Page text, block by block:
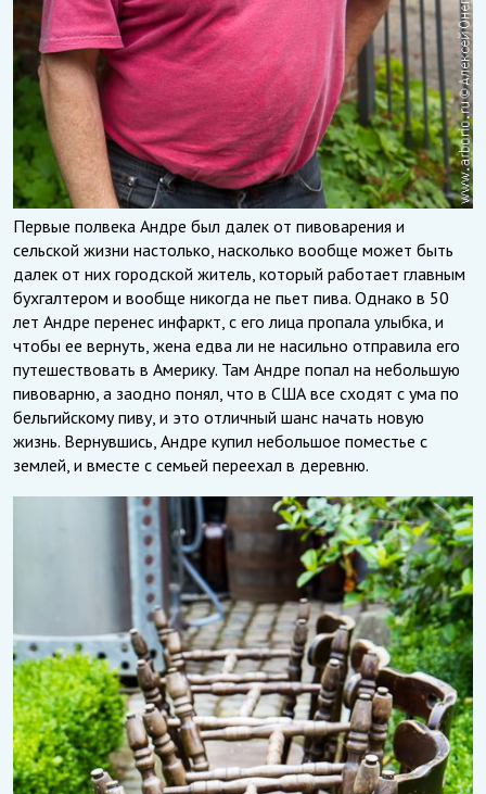
Первые полвека Андре был далек от пивоварения и
сельской жизни настолько, насколько вообще может быть
далек от них городской житель, который работает главным
бухгалтером и вообще никогда не пьет пива. Однако в 50
лет Андре перенес инфаркт, с его лица пропала улыбка, и
чтобы ее вернуть, жена едва ли не насильно отправила его
путешествовать в Америку. Там Андре попал на небольшую
пивоварню, а заодно понял, что в США все сходят с ума по
бельгийскому пиву, и это отличный шанс начать новую
жизнь. Вернувшись, Андре купил небольшое поместье с
землей, и вместе с семьей переехал в деревню.